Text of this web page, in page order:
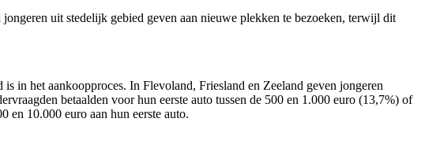
uit stedelijk gebied geven aan nieuwe plekken te bezoeken, terwijl dit
in het aankoopproces. In Flevoland, Friesland en Zeeland geven jongeren
betaalden voor hun eerste auto tussen de 500 en 1.000 euro (13,7%) of
en 10.000 euro aan hun eerste auto.